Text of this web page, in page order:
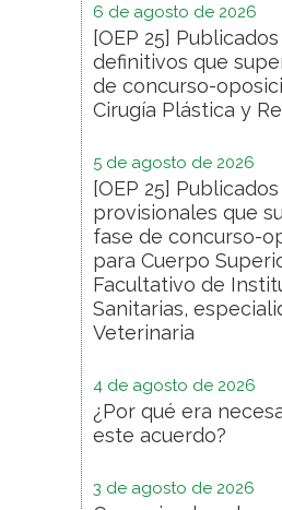
6 de agosto de 2026
[OEP 25]
definitivos que
de concurso-
Cirugía Plástica y
5 de agosto de 2026
[OEP 25]
provisionales que
fase de concurso-
para Cuerpo
Facultativo de
Sanitarias,
Veterinaria
4 de agosto de 2026
¿Por qué era
este acuerdo?
3 de agosto de 2026